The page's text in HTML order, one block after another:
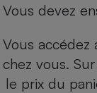
Vous devez
Vous accédez
chez vous.
le prix du